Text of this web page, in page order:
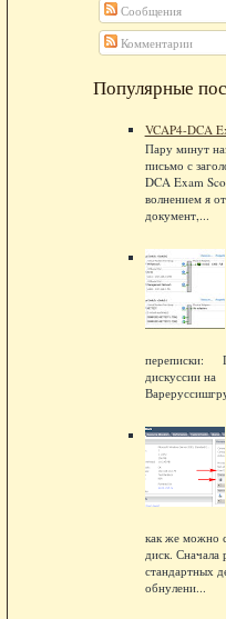
Сообщения
Комментарии
Популярные
VCAP4-DCA
Пару минут
письмо с
DCA Exam
волнением я
документ,...
переписки:
дискуссии на
как же можно
диск. Сначала
стандартных
обнулени...